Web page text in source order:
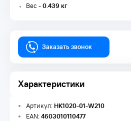
Вес -0.439 кг
Заказать звонок
Характеристики
Артикул:HK1020-01-W210
EAN:4603010110477